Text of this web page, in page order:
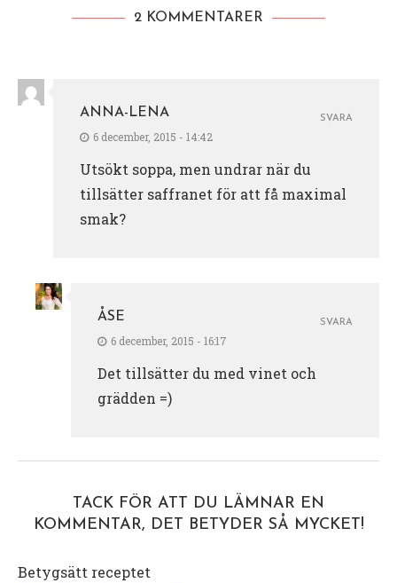
2 KOMMENTARER
ANNA-LENA
6 december, 2015 - 14:42
Utsökt soppa, men undrar när du
tillsätter saffranet för att få maximal
smak?
SVARA
ÅSE
6 december, 2015 - 16:17
Det tillsätter du med vinet och
grädden =)
SVARA
TACK FÖR ATT DU LÄMNAR EN
KOMMENTAR, DET BETYDER SÅ MYCKET!
Betygsätt receptet